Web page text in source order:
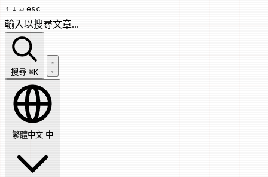
↑ ↓ ↵ esc
輸入以搜尋文章...
搜尋文章...
搜尋 ⌘K
繁體中文 中